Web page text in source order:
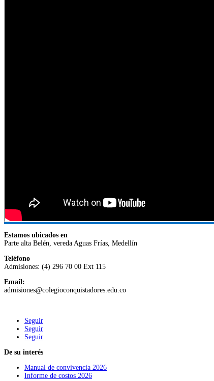
Estamos ubicados en
Parte alta Belén, vereda Aguas Frías, Medellín
Teléfono
Admisiones: (4) 296 70 00 Ext 115
Email:
admisiones@colegioconquistadores.edu.co
Seguir
Seguir
Seguir
De su interés
Manual de convivencia 2026
Informe de costos 2026